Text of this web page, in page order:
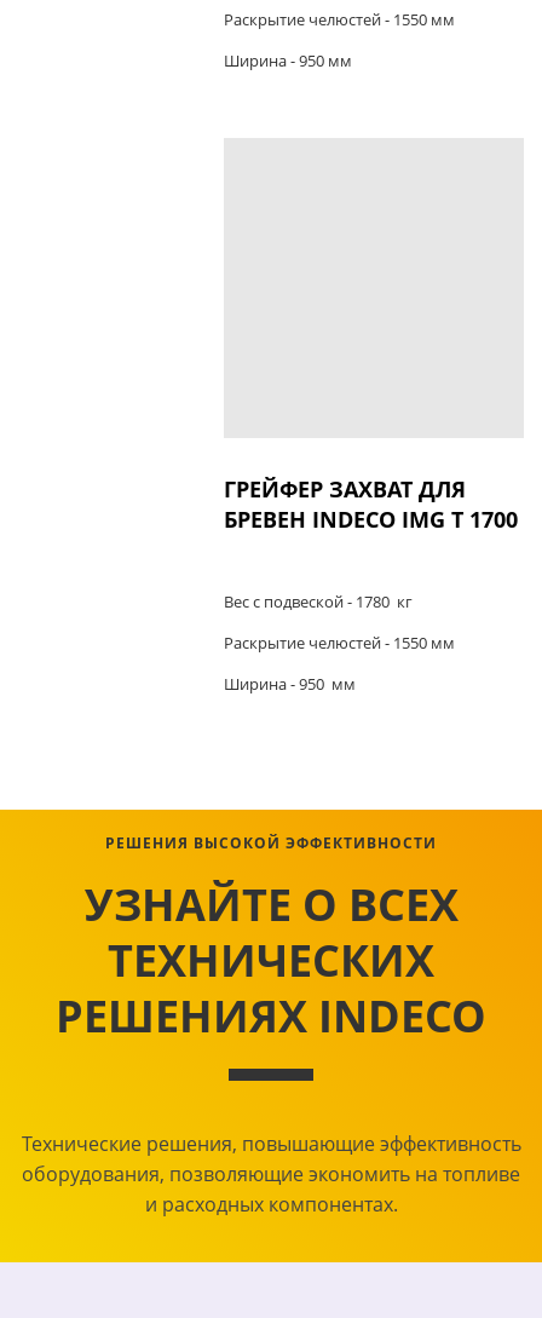
Раскрытие челюстей - 1550 мм
Ширина - 950 мм
ГРЕЙФЕР ЗАХВАТ ДЛЯ
БРЕВЕН INDECO IMG T 1700
Вес с подвеской - 1780 кг
Раскрытие челюстей - 1550 мм
Ширина - 950 мм
РЕШЕНИЯ ВЫСОКОЙ ЭФФЕКТИВНОСТИ
УЗНАЙТЕ О ВСЕХ
ТЕХНИЧЕСКИХ
РЕШЕНИЯХ INDECO
Технические решения, повышающие эффективность
оборудования, позволяющие экономить на топливе
и расходных компонентах.